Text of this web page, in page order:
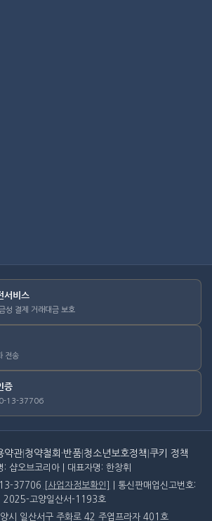
서비스
성 결제 거래대금 보호
전송
증
13-37706
약관 청약철회·반품 청소년보호정책 쿠키 정책
: 샵오브코리아 | 대표자명: 한창휘
13-37706
[사업자정보확인]
| 통신판매업신고번호:
2025-고양일산서-1193호
시 일산서구 주화로 42 주엽프라자 401호